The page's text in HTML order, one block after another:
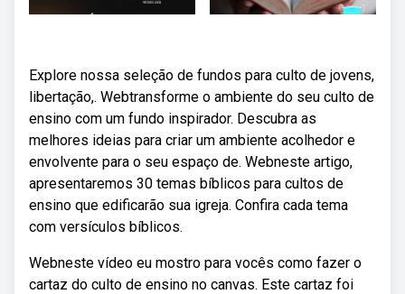
Explore nossa seleção de fundos para culto de jovens,
libertação,. Webtransforme o ambiente do seu culto de
ensino com um fundo inspirador. Descubra as
melhores ideias para criar um ambiente acolhedor e
envolvente para o seu espaço de. Webneste artigo,
apresentaremos 30 temas bíblicos para cultos de
ensino que edificarão sua igreja. Confira cada tema
com versículos bíblicos.
Webneste vídeo eu mostro para vocês como fazer o
cartaz do culto de ensino no canvas. Este cartaz foi